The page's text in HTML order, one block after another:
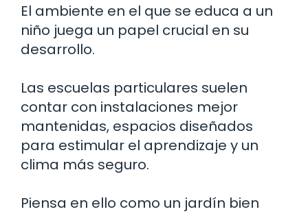
El ambiente en el que se educa a un
niño juega un papel crucial en su
desarrollo.
Las escuelas particulares suelen
contar con instalaciones mejor
mantenidas, espacios diseñados
para estimular el aprendizaje y un
clima más seguro.
Piensa en ello como un jardín bien